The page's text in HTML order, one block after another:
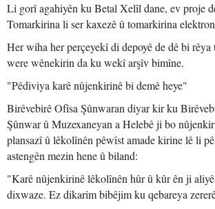
Li gorî agahiyên ku Betal Xelîl dane, ev proje
Tomarkirina li ser kaxezê û tomarkirina
Her wiha her perçeyekî di depoyê de dê bi
were wênekirin da ku wekî arşîv bimîne.
"Pêdiviya karê nûjenkirinê bi demê heye"
Birêvebirê Ofîsa Şûnwaran diyar kir ku
Şûnwar û Muzexaneyan a Helebê ji bo
plansazî û lêkolînên pêwîst amade kirine lê li
astengên mezin hene û biland:
"Karê nûjenkirinê lêkolînên hûr û kûr ên ji
dixwaze. Ez dikarim bibêjim ku qebareya